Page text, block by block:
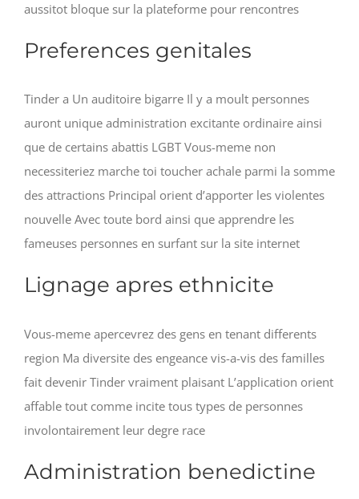
aussitot bloque sur la plateforme pour rencontres
Preferences genitales
Tinder a Un auditoire bigarre Il y a moult personnes
auront unique administration excitante ordinaire ainsi
que de certains abattis LGBT Vous-meme non
necessiteriez marche toi toucher achale parmi la somme
des attractions Principal orient d’apporter les violentes
nouvelle Avec toute bord ainsi que apprendre les
fameuses personnes en surfant sur la site internet
Lignage apres ethnicite
Vous-meme apercevrez des gens en tenant differents
region Ma diversite des engeance vis-a-vis des familles
fait devenir Tinder vraiment plaisant L’application orient
affable tout comme incite tous types de personnes
involontairement leur degre race
Administration benedictine